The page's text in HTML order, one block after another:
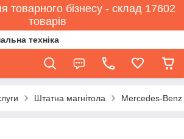
товарного бізнесу - склад 17602
товарів
техніка
Штатна магнітола Mercedes-Benz